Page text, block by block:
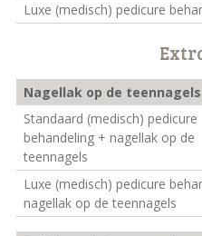
Luxe (medisch) pedicure
Nagellak op de teennagels
Standaard (medisch) pedicure
behandeling + nagellak op de
teennagels
Luxe (medisch) pedicure
nagellak op de teennagels